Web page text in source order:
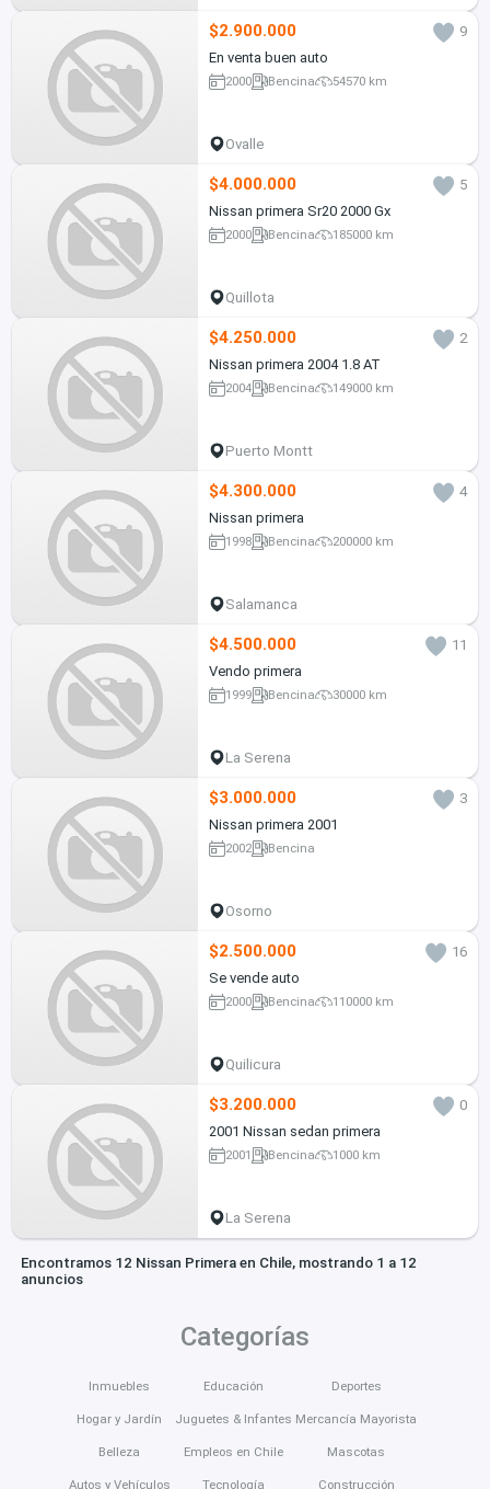
$2.900.000
9
En venta buen auto
2000 Bencina 54570 km
Ovalle
$4.000.000
5
Nissan primera Sr20 2000 Gx
2000 Bencina 185000 km
Quillota
$4.250.000
2
Nissan primera 2004 1.8 AT
2004 Bencina 149000 km
Puerto Montt
$4.300.000
4
Nissan primera
1998 Bencina 200000 km
Salamanca
$4.500.000
11
Vendo primera
1999 Bencina 30000 km
La Serena
$3.000.000
3
Nissan primera 2001
2002 Bencina
Osorno
$2.500.000
16
Se vende auto
2000 Bencina 110000 km
Quilicura
$3.200.000
0
2001 Nissan sedan primera
2001 Bencina 1000 km
La Serena
Encontramos 12 Nissan Primera en Chile, mostrando 1 a 12
anuncios
Categorías
Inmuebles
Hogar y Jardín
Belleza
Autos y Vehículos
Educación
Juguetes & Infantes
Empleos en Chile
Tecnología
Deportes
Mercancía Mayorista
Mascotas
Construcción